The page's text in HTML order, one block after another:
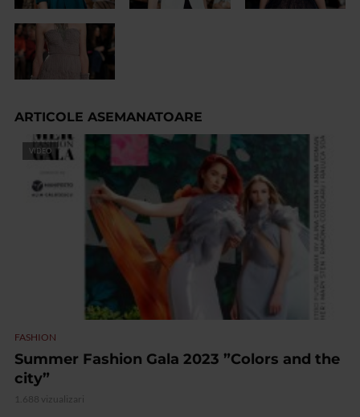
ARTICOLE ASEMANATOARE
VIDEO
FASHION
Summer Fashion Gala 2023 ”Colors and the
city”
1.688 vizualizari